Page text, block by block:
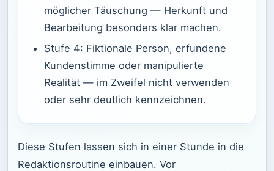
möglicher Täuschung — Herkunft und
Bearbeitung besonders klar machen.
Stufe 4: Fiktionale Person, erfundene
Kundenstimme oder manipulierte
Realität — im Zweifel nicht verwenden
oder sehr deutlich kennzeichnen.
Diese Stufen lassen sich in einer Stunde in die
Redaktionsroutine einbauen. Vor